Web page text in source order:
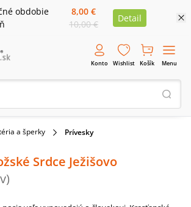
obdobie
8,00 €
10,00 €
Detail
Konto Wishlist Košík Menu
a šperky Prívesky
Srdce Ježišovo
)